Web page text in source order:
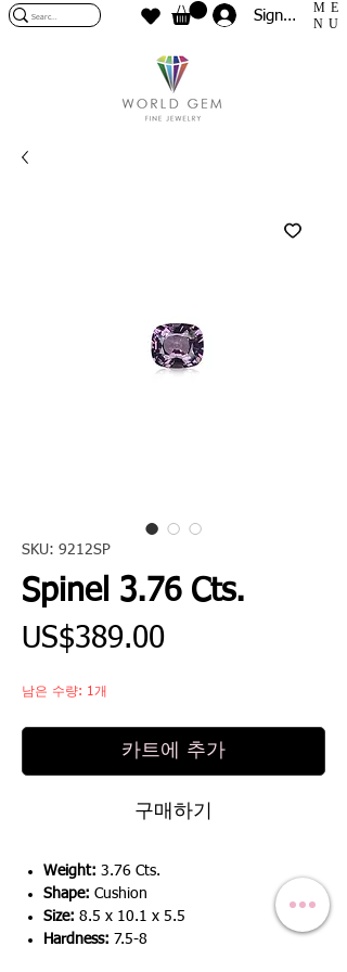
Sign In
ME
NU
SKU: 9212SP
Spinel 3.76 Cts.
US$389.00가
남은 수량: 1개
카트에 추가
구매하기
Weight: 3.76 Cts.
Shape: Cushion
Size: 8.5 x 10.1 x 5.5
Hardness: 7.5-8